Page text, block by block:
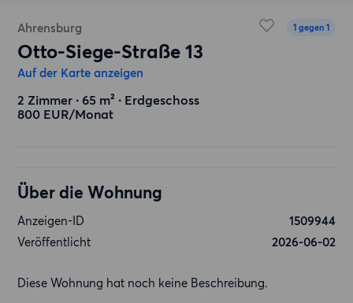
Ahrensburg 1 gegen 1
Otto-Siege-Straße 13
Auf der Karte anzeigen
2 Zimmer ∙ 65 m² ∙ Erdgeschoss
800 EUR/Monat
Über die Wohnung
Anzeigen-ID
1509944
Veröffentlicht
2026-06-02
Diese Wohnung hat noch keine Beschreibung.